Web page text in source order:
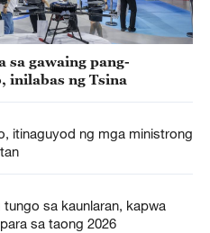
sa gawaing pang-
inilabas ng Tsina
itinaguyod ng mga ministrong
sa kaunlaran, kapwa
sa taong 2026